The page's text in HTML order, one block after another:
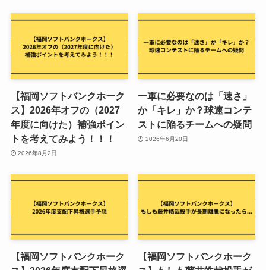
【福岡ソフトバンクホーク
ス】2026年オフの（2027
年度に向けた）補強ポイン
トを考えてみよう！！！
2026年8月2日
一軍に必要なのは「速さ」
か「キレ」か？球速コンテ
ストに陥るチームへの疑問
2026年6月20日
【福岡ソフトバンクホーク
【福岡ソフトバンクホーク